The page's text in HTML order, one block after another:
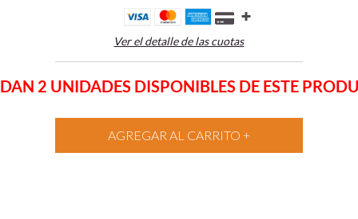
Ver el detalle de las cuotas
2 UNIDADES DISPONIBLES DE ESTE